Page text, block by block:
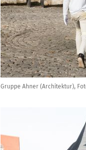
Gruppe Ahner (Architektur),